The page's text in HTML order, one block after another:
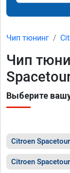
Чип тюнинг
Чип
Выберите
Citroen
Citroen